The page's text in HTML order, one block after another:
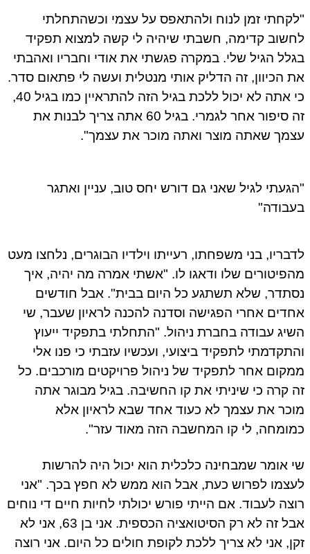
"לקחתי זמן לנוח ולהתאפס על עצמי וכשהתחלתי
לחשוב קדימה, חשבתי שיהיה לי קשה למצוא תפקיד
בגלל הגיל שלי. במקרה פגשתי את אודי וחבריו ואהבתי
את הכיוון, זה הדליק אותי מנטלית ועשה לי פתאום סדר.
כי אתה לא יכול ללכת בגיל הזה להתראיין כמו בגיל 40,
זה סיפור אחר לגמרי. בגיל 60 אתה צריך לבנות את
עצמך שאתה מוצר ואתה מוכר את עצמך".
"הגעתי לגיל שאני גם דורש יחס טוב, עניין ואתגר
בעבודה"
לדבריו, בני משפחתו, רעייתו וילדיו הבוגרים, נלחצו מעט
מהפיטורים שלו ודאגו לו. "אשתי אמרה מה יהיה, איך
נסתדר, שלא תשתגע כל היום בבית". אבל חודשים
אחדים אחרי הפגישה וסדנה להכנה לראיון שעבר, שי
השיג עבודה בחברת ניהול. "התחלתי בתפקיד ייעוץ
והתקדמתי לתפקיד ביצועי, ועכשיו עזבתי כי פנו אלי
ממקום אחר לתפקיד של ניהול פרויקטים מורכבים. כל
זה קרה כי שיניתי את קו החשיבה. בגיל מבוגר אתה
מוכר את עצמך לא כעוד אחד שבא לראיון אלא
כמומחה, לי קו המחשבה הזה מאוד עזר".
שי אומר שמבחינה כלכלית הוא יכול היה להרשות
לעצמו לפרוש כעת, אבל הוא ממש לא חפץ בכך. "אני
רוצה לעבוד. אם הייתי פורש יכולתי לחיות חיים די נוחים
אבל זה לא רק הסיטואציה הכספית. אני בן 63, אני לא
זקן, אני לא צריך ללכת לקופת חולים כל היום. אני רוצה